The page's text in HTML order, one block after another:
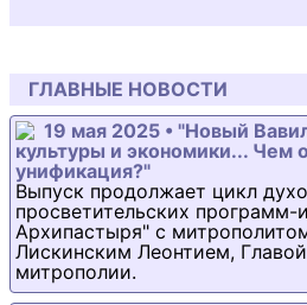
ГЛАВНЫЕ НОВОСТИ
19 мая 2025 • "Новый
культуры и экономики... Чем
унификация?"
Выпуск продолжает цикл
просветительских
Архипастыря" с
Лискинским Леонтием,
митрополии.